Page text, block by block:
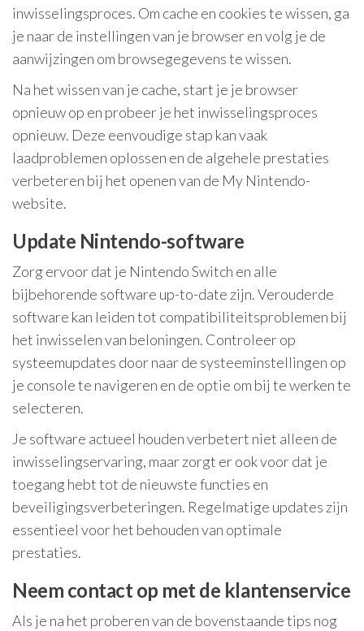
inwisselingsproces. Om cache en cookies te wissen, ga
je naar de instellingen van je browser en volg je de
aanwijzingen om browsegegevens te wissen.
Na het wissen van je cache, start je je browser
opnieuw op en probeer je het inwisselingsproces
opnieuw. Deze eenvoudige stap kan vaak
laadproblemen oplossen en de algehele prestaties
verbeteren bij het openen van de My Nintendo-
website.
Update Nintendo-software
Zorg ervoor dat je Nintendo Switch en alle
bijbehorende software up-to-date zijn. Verouderde
software kan leiden tot compatibiliteitsproblemen bij
het inwisselen van beloningen. Controleer op
systeemupdates door naar de systeeminstellingen op
je console te navigeren en de optie om bij te werken te
selecteren.
Je software actueel houden verbetert niet alleen de
inwisselingservaring, maar zorgt er ook voor dat je
toegang hebt tot de nieuwste functies en
beveiligingsverbeteringen. Regelmatige updates zijn
essentieel voor het behouden van optimale
prestaties.
Neem contact op met de klantenservice
Als je na het proberen van de bovenstaande tips nog